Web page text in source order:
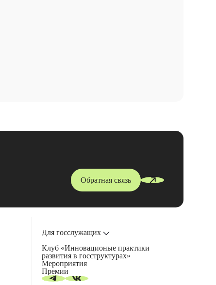
Обратная связь
Для госслужащих
Клуб «Инновационые практики
развития в госструктурах»
Мероприятия
Премии